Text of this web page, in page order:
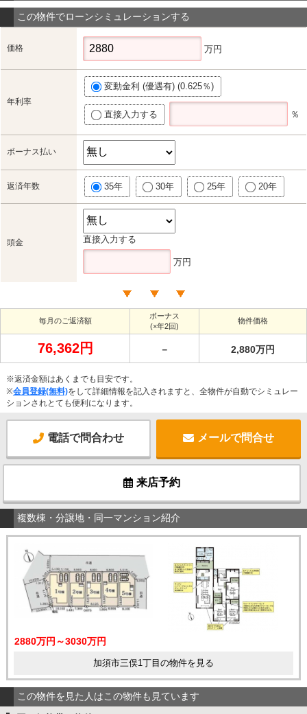
この物件でローンシミュレーションする
価格 万円
年利率
変動金利 (優遇有) (0.625％)
直接入力する ％
ボーナス払い
返済年数 35年 30年 25年 20年
頭金 直接入力する
万円
毎月のご返済額
ボーナス
(×年2回)
物件価格
76,362円 － 2,880万円
※返済金額はあくまでも目安です。
※会員登録(無料)をして詳細情報を記入されますと、全物件が自動でシミュレー
ションされとても便利になります。
電話で問合わせ メールで問合せ
来店予約
複数棟・分譲地・同一マンション紹介
2880万円～3030万円
加須市三俣1丁目の物件を見る
この物件を見た人はこの物件も見ています